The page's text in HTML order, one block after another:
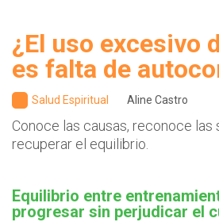
¿El uso excesivo
es falta de
Salud Espiritual Aline Castro
Conoce las causas, reconoce las
recuperar el equilibrio.
Equilibrio entre
progresar sin perjudicar el